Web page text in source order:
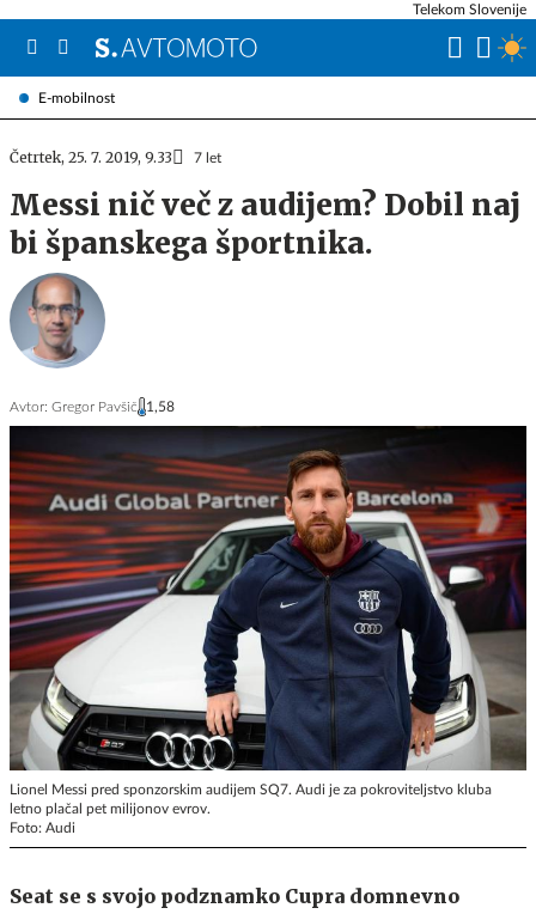
E-mobilnost
Telekom Slovenije
Četrtek, 25. 7. 2019, 9.33 7 let
Messi nič več z audijem? Dobil naj
bi španskega športnika.
Avtor: Gregor Pavšič 1,58
Lionel Messi pred sponzorskim audijem SQ7. Audi je za pokroviteljstvo kluba
letno plačal pet milijonov evrov.
Foto: Audi
Seat se s svojo podznamko Cupra domnevno